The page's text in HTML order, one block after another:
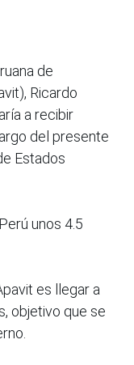
de
Ricardo
a recibir
del presente
Estados
unos 4.5
es llegar a
objetivo que se